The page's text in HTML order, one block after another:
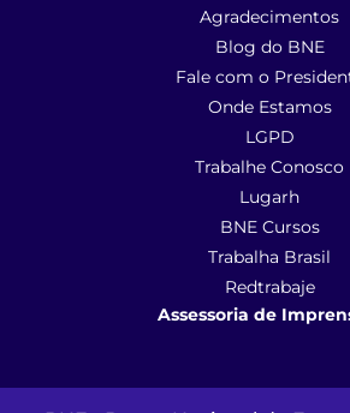
Agradecimentos
Blog do BNE
Fale com o
Onde Estamos
LGPD
Trabalhe Conosco
Lugarh
BNE Cursos
Trabalha Brasil
Redtrabaje
Assessoria de
(41) 9 9102-1413